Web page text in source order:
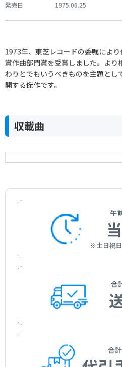
発売日
1975.06.25
1973年、東芝レコードの委嘱によ
賞作曲部門賞を受賞しました。より
わりとでもいうべきものを主題とし
開する傑作です。
収載曲
ソナタ 第2番
作曲者：間宮芳生